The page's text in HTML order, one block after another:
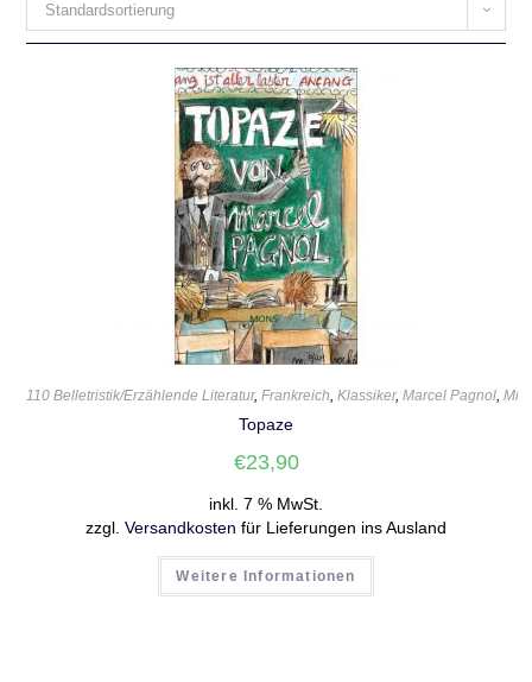
Standardsortierung
110 Belletristik/Erzählende Literatur,Frankreich,Klassiker,Marcel Pagnol,
Topaze
€23,90
inkl. 7 % MwSt.
zzgl. Versandkosten für Lieferungen ins Ausland
Weitere Informationen